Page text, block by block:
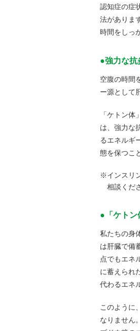
認知症の症
法がありま
時間をしっ
●強力な抗
空腹の時間
ー源として
「ケトン
は、強力な
るエネルギ
態を保つこ
※インスリ
相談くだ
●「ケトン
私たちの身
は肝臓で備
点でもエネ
に蓄えられ
代わるエネ
このように
なりません